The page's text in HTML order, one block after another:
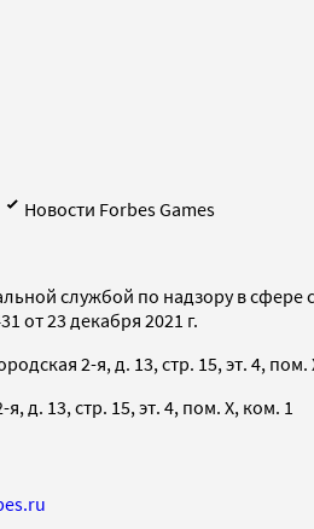
Новости Forbes Games
службой по надзору в
от 23 декабря 2021 г.
2-я, д. 13, стр. 15, эт. 4, пом.
д. 13, стр. 15, эт. 4, пом. X, ком. 1